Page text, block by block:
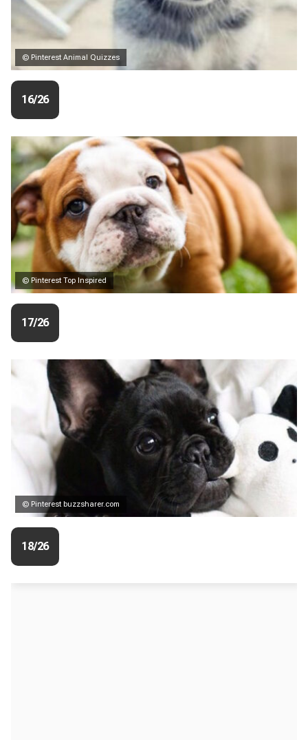
© Pinterest Animal Quizzes
16/26
© Pinterest Top Inspired
17/26
© Pinterest buzzsharer.com
18/26